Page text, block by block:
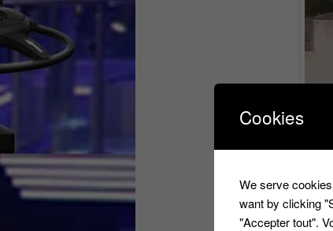
Cookies
We serve
want by clicking
"Accepter tout".